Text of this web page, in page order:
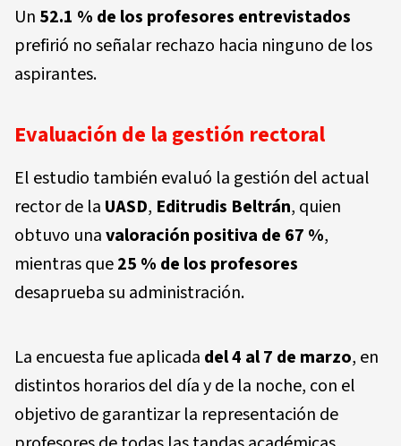
Un 52.1 % de los profesores entrevistados
prefirió no señalar rechazo hacia ninguno de los
aspirantes.
Evaluación de la gestión rectoral
El estudio también evaluó la gestión del actual
rector de la UASD, Editrudis Beltrán, quien
obtuvo unavaloración positiva de 67 %,
mientras que25 % de los profesores
desaprueba su administración.
La encuesta fue aplicada del 4 al 7 de marzo, en
distintos horarios del día y de la noche, con el
objetivo de garantizar la representación de